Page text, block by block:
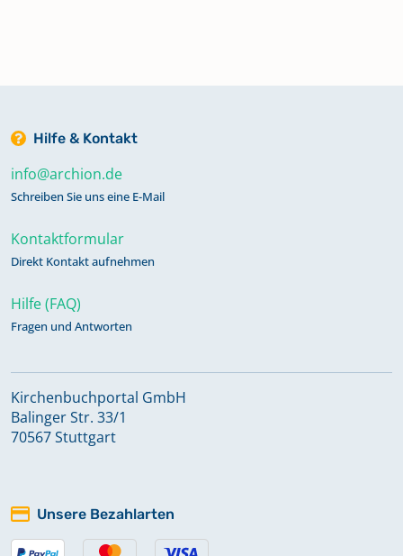
Hilfe & Kontakt
info@archion.de
Schreiben Sie uns eine E-Mail
Kontaktformular
Direkt Kontakt aufnehmen
Hilfe (FAQ)
Fragen und Antworten
Kirchenbuchportal GmbH
Balinger Str. 33/1
70567 Stuttgart
Unsere Bezahlarten